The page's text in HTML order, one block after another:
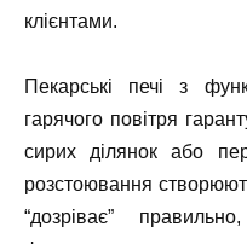
клієнтами.
Пекарські печі з
гарячого повітря
сирих ділянок або
розстоювання
“дозріває”